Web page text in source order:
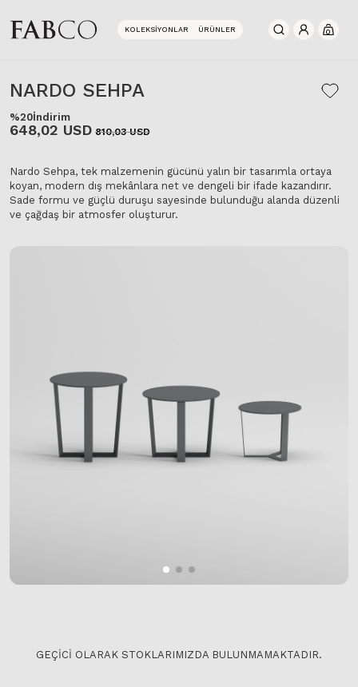
KOLEKSIYONLAR ÜRÜNLER 0
NARDO SEHPA
%20İndirim
648,02 USD 810,03 USD
Nardo Sehpa, tek malzemenin gücünü yalın bir tasarımla ortaya
koyan, modern dış mekânlara net ve dengeli bir ifade kazandırır.
Sade formu ve güçlü duruşu sayesinde bulunduğu alanda düzenli
ve çağdaş bir atmosfer oluşturur.
GEÇICI OLARAK STOKLARIMIZDA BULUNMAMAKTADIR.